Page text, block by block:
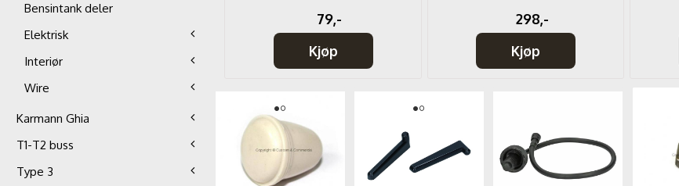
Bensintank deler
Elektrisk
Interiør
Wire
Karmann Ghia
T1-T2 buss
Type 3
79,-
Kjøp
298,-
Kjøp